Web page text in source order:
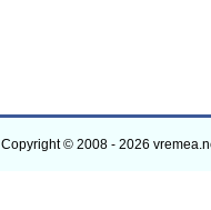
Copyright © 2008 - 2026